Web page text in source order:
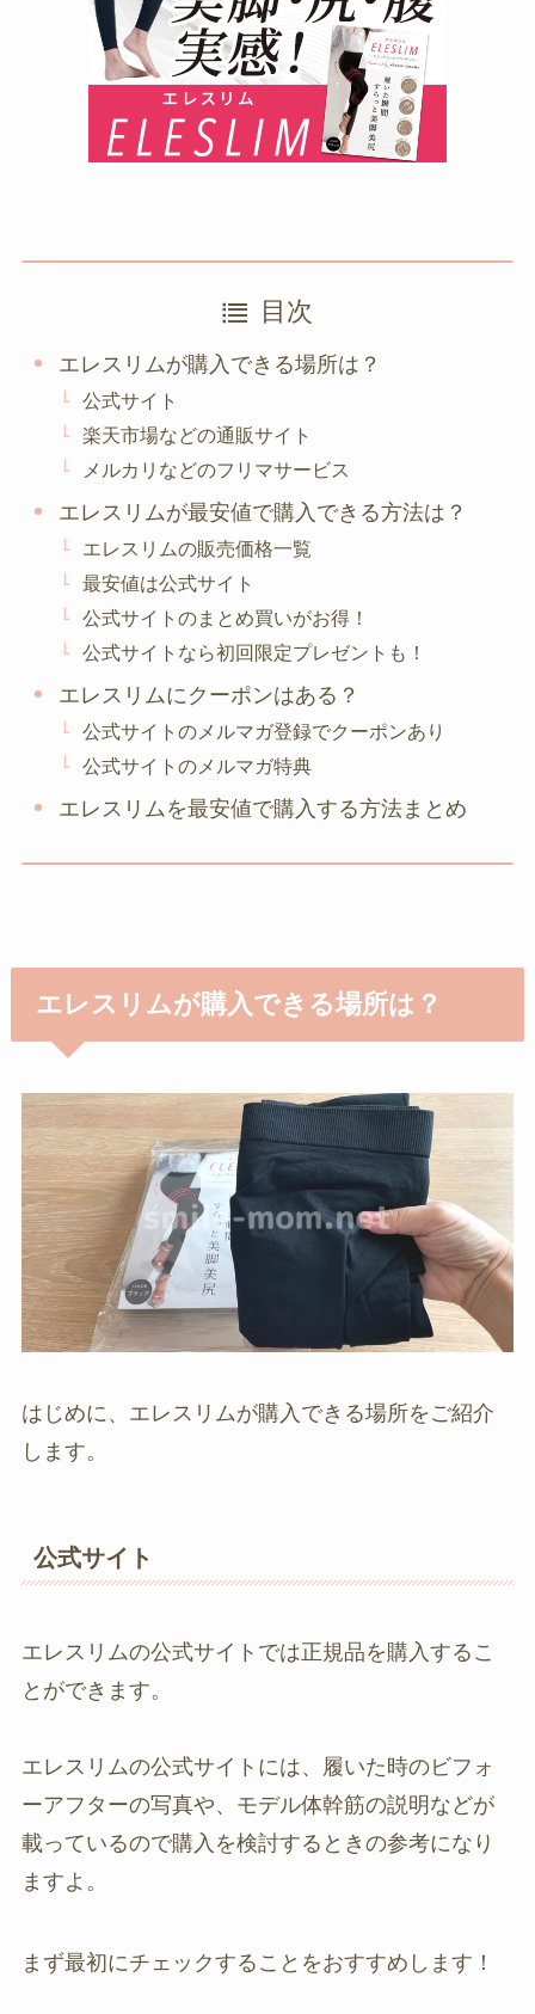
目次
エレスリムが購入できる場所は？
公式サイト
楽天市場などの通販サイト
メルカリなどのフリマサービス
エレスリムが最安値で購入できる方法は？
エレスリムの販売価格一覧
最安値は公式サイト
公式サイトのまとめ買いがお得！
公式サイトなら初回限定プレゼントも！
エレスリムにクーポンはある？
公式サイトのメルマガ登録でクーポンあり
公式サイトのメルマガ特典
エレスリムを最安値で購入する方法まとめ
エレスリムが購入できる場所は？
はじめに、エレスリムが購入できる場所をご紹介
します。
公式サイト
エレスリムの公式サイトでは正規品を購入するこ
とができます。
エレスリムの公式サイトには、履いた時のビフォ
ーアフターの写真や、モデル体幹筋の説明などが
載っているので購入を検討するときの参考になり
ますよ。
まず最初にチェックすることをおすすめします！